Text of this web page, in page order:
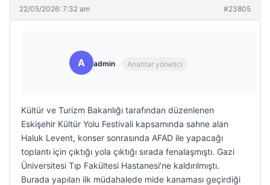
22/05/2026: 7:32 am #23805
A admin Anahtar yönetici
Kültür ve Turizm Bakanlığı tarafından düzenlenen
Eskişehir Kültür Yolu Festivali kapsamında sahne alan
Haluk Levent, konser sonrasında AFAD ile yapacağı
toplantı için çıktığı yola çıktığı sırada fenalaşmıştı. Gazi
Üniversitesi Tıp Fakültesi Hastanesi’ne kaldırılmıştı.
Burada yapılan ilk müdahalede mide kanaması geçirdiği